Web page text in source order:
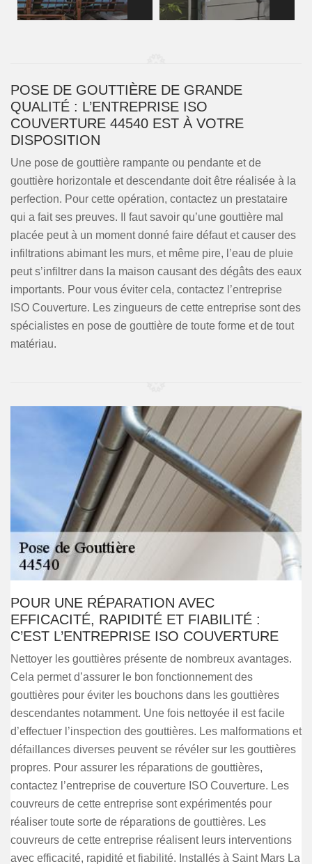
POSE DE GOUTTIÈRE DE GRANDE
QUALITÉ : L’ENTREPRISE ISO
COUVERTURE 44540 EST À VOTRE
DISPOSITION
Une pose de gouttière rampante ou pendante et de
gouttière horizontale et descendante doit être réalisée à la
perfection. Pour cette opération, contactez un prestataire
qui a fait ses preuves. Il faut savoir qu’une gouttière mal
placée peut à un moment donné faire défaut et causer des
infiltrations abimant les murs, et même pire, l’eau de pluie
peut s’infiltrer dans la maison causant des dégâts des eaux
importants. Pour vous éviter cela, contactez l’entreprise
ISO Couverture. Les zingueurs de cette entreprise sont des
spécialistes en pose de gouttière de toute forme et de tout
matériau.
POUR UNE RÉPARATION AVEC
EFFICACITÉ, RAPIDITÉ ET FIABILITÉ :
C’EST L’ENTREPRISE ISO COUVERTURE
Nettoyer les gouttières présente de nombreux avantages.
Cela permet d’assurer le bon fonctionnement des
gouttières pour éviter les bouchons dans les gouttières
descendantes notamment. Une fois nettoyée il est facile
d’effectuer l’inspection des gouttières. Les malformations et
défaillances diverses peuvent se révéler sur les gouttières
propres. Pour assurer les réparations de gouttières,
contactez l’entreprise de couverture ISO Couverture. Les
couvreurs de cette entreprise sont expérimentés pour
réaliser toute sorte de réparations de gouttières. Les
couvreurs de cette entreprise réalisent leurs interventions
avec efficacité, rapidité et fiabilité. Installés à Saint Mars La